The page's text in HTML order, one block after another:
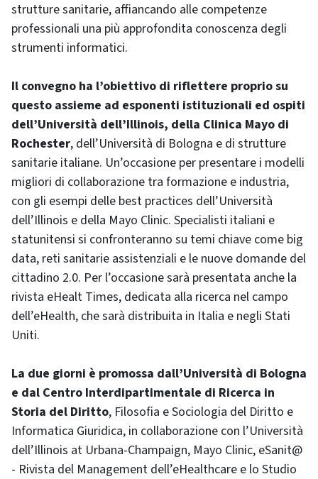
strutture sanitarie, affiancando alle competenze
professionali una più approfondita conoscenza degli
strumenti informatici.
Il convegno ha l’obiettivo di riflettere proprio su
questo assieme ad esponenti istituzionali ed ospiti
dell’Università dell’Illinois, della Clinica Mayo di
Rochester, dell’Università di Bologna e di strutture
sanitarie italiane. Un’occasione per presentare i modelli
migliori di collaborazione tra formazione e industria,
con gli esempi delle best practices dell’Università
dell’Illinois e della Mayo Clinic. Specialisti italiani e
statunitensi si confronteranno su temi chiave come big
data, reti sanitarie assistenziali e le nuove domande del
cittadino 2.0. Per l’occasione sarà presentata anche la
rivista eHealt Times, dedicata alla ricerca nel campo
dell’eHealth, che sarà distribuita in Italia e negli Stati
Uniti.
La due giorni è promossa dall’Università di Bologna
e dal Centro Interdipartimentale di Ricerca in
Storia del Diritto, Filosofia e Sociologia del Diritto e
Informatica Giuridica, in collaborazione con l’Università
dell’Illinois at Urbana-Champaign, Mayo Clinic, eSanit@
- Rivista del Management dell’eHealthcare e lo Studio